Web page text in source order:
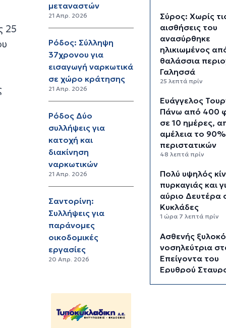
25
μεταναστών
21 Απρ. 2026
Ρόδος: Σύλληψη
37χρονου για
εισαγωγή ναρκωτικά
σε χώρο κράτησης
21 Απρ. 2026
Ρόδος Δύο
συλλήψεις για
κατοχή και
διακίνηση
ναρκωτικών
21 Απρ. 2026
Σαντορίνη:
Συλλήψεις για
παράνομες
οικοδομικές
εργασίες
20 Απρ. 2026
Σύρος: Χωρίς
αισθήσεις του
ανασύρθηκε
ηλικιωμένος
θαλάσσια
Γαλησσά
25 λεπτά πρίν
Ευάγγελος
Πάνω από 400
σε 10 ημέρες,
αμέλεια το
περιστατικών
48 λεπτά πρίν
Πολύ υψηλός
πυρκαγιάς και
αύριο Δευτέρα
Κυκλάδες
1 ώρα 7 λεπτά πρίν
Ασθενής
νοσηλεύτρια
Επείγοντα του
Ερυθρού